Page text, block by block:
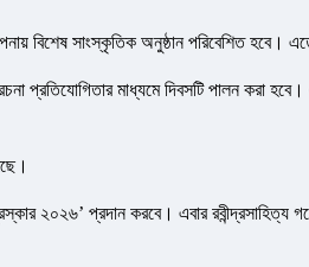
বিশেষ সাংস্কৃতিক অনুষ্ঠান পরিবেশিত
প্রতিযোগিতার মাধ্যমে দিবসটি পালন করা হবে।
২০২৬’ প্রদান করবে। এবার রবীন্দ্রসাহিত্য